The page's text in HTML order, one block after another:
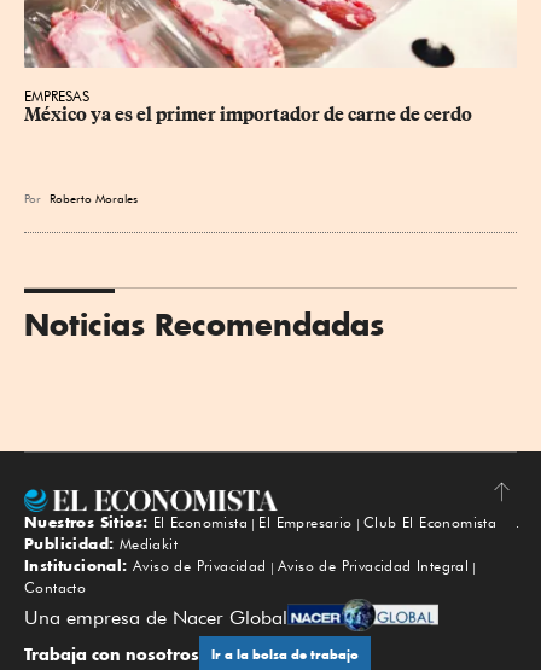
EMPRESAS
México ya es el primer importador de carne de cerdo
Por Roberto Morales
Noticias Recomendadas
Subir
Nuestros Sitios: El Economista El Empresario
Club El Economista
Publicidad: Mediakit
Institucional: Aviso de Privacidad
Aviso de Privacidad Integral
Contacto
Una empresa de Nacer Global
Trabaja con nosotros Ir a la bolsa de trabajo